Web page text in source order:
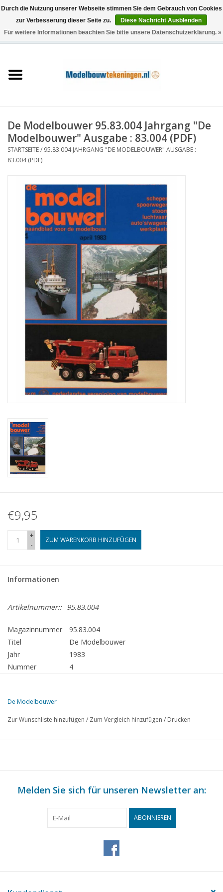
0 Artikel - €0,00
Schiffe
Holzbau
Landschaft
Maschinen
Dokumentation
Zeitschriften
Neue Zeichnungen
NEUE ZEITSCHRIFTEN
ABONNEMENT DER
MODELLBAUER
Baubeschreibungen
De Modelbouwer 95.83.004 Jahrgang "De
Modelbouwer" Ausgabe : 83.004 (PDF)
STARTSEITE/ 95.83.004 JAHRGANG "DE MODELBOUWER" AUSGABE :
83.004 (PDF)
€9,95
+
-
ZUM WARENKORB HINZUFÜGEN
Informationen
Artikelnummer:: 95.83.004
Magazinnummer
95.83.004
Titel
De Modelbouwer
Jahr
1983
Nummer
4
172
Die Fußplatte
Kohlenwagen. (Zeichnung)
War Department locomotives. United States Army
181
Die Herstellung von Material aus Polystyrol.
De Modelbouwer
Zur Wunschliste hinzufügen / Zum Vergleich hinzufügen / Drucken
Melden Sie sich für unseren Newsletter an:
ABONNIEREN
Durch die Nutzung unserer Webseite stimmen Sie dem Gebrauch von Cookies
zur Verbesserung dieser Seite zu.
Diese Nachricht Ausblenden
Für weitere Informationen beachten Sie bitte unsere Datenschutzerklärung. »